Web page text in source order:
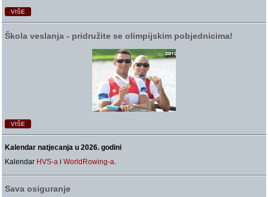
VIŠE
Škola veslanja ‑ pridružite se olimpijskim pobjednicima!
VIŠE
Kalendar natjecanja u 2026. godini
Kalendar HVS-a iWorldRowing-a.
Sava osiguranje